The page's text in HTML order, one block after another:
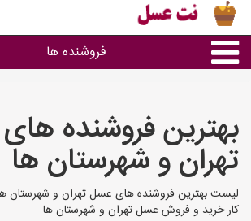
فروشنده ها
استان ها
بهترین فروشنده
تهران و شهرستان ها
لیست بهترین فروشنده های عسل تهران و شهرستان
کار خرید و فروش عسل تهران و شهرستان ها